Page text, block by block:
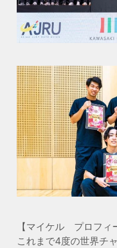
【マイケル プロフィ
これまで4度の世界チ